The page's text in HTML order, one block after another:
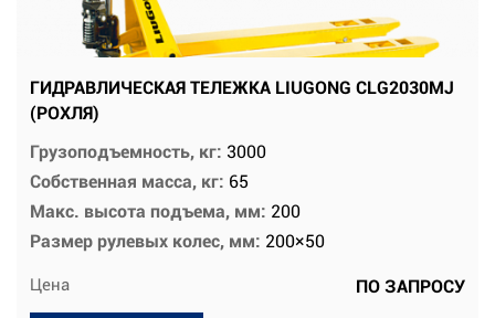
ГИДРАВЛИЧЕСКАЯ ТЕЛЕЖКА LIUGONG CLG2030MJ
(РОХЛЯ)
Грузоподъемность, кг: 3000
Собственная масса, кг: 65
Макс. высота подъема, мм: 200
Размер рулевых колес, мм: 200×50
Цена ПО ЗАПРОСУ